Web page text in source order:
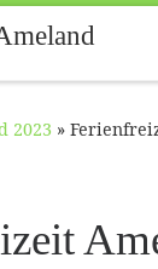
2023 »